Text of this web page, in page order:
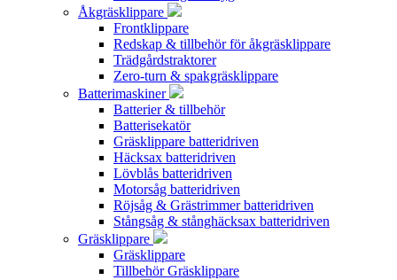
Åkgräsklippare
Frontklippare
Redskap & tillbehör för åkgräsklippare
Trädgårdstraktorer
Zero-turn & spakgräsklippare
Batterimaskiner
Batterier & tillbehör
Batterisekatör
Gräsklippare batteridriven
Häcksax batteridriven
Lövblås batteridriven
Motorsåg batteridriven
Röjsåg & Grästrimmer batteridriven
Stångsåg & stånghäcksax batteridriven
Gräsklippare
Gräsklippare
Tillbehör Gräsklippare